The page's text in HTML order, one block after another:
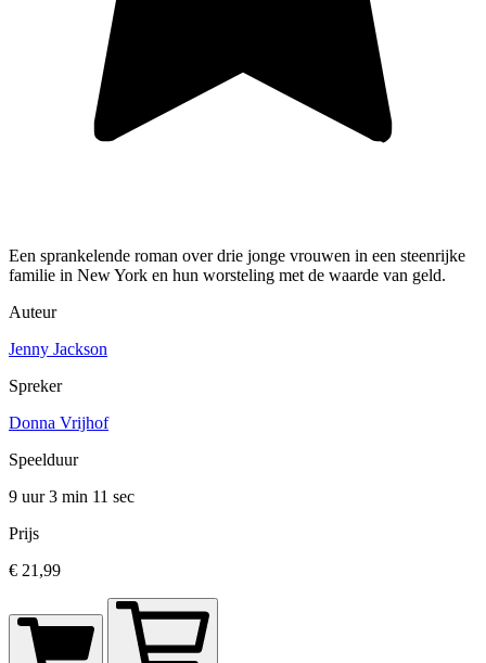
Een sprankelende roman over drie jonge vrouwen in een steenrijke
familie in New York en hun worsteling met de waarde van geld.
Auteur
Jenny Jackson
Spreker
Donna Vrijhof
Speelduur
9 uur 3 min 11 sec
Prijs
€ 21,99